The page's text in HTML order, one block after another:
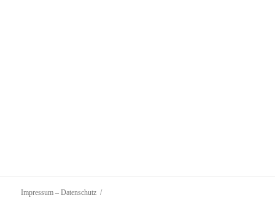
Impressum – Datenschutz